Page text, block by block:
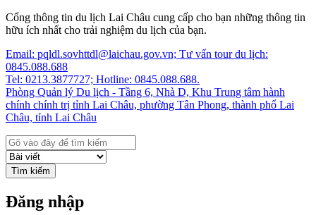
Cổng thông tin du lịch Lai Châu cung cấp cho bạn những thông tin
hữu ích nhất cho trải nghiệm du lịch của bạn.
Email: pqldl.sovhttdl@laichau.gov.vn; Tư vấn tour du lịch:
0845.088.688
Tel: 0213.3877727; Hotline: 0845.088.688.
Phòng Quản lý Du lịch - Tầng 6, Nhà D, Khu Trung tâm hành
chính chính trị tỉnh Lai Châu, phường Tân Phong, thành phố Lai
Châu, tỉnh Lai Châu
Tìm kiếm
Đăng nhập